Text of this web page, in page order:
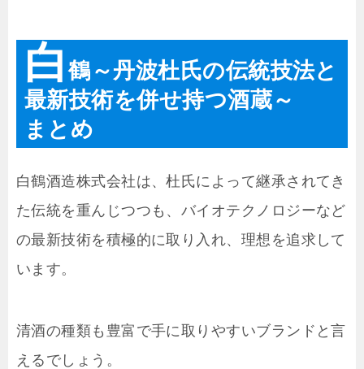
白鶴～丹波杜氏の伝統技法と
最新技術を併せ持つ酒蔵～
まとめ
白鶴酒造株式会社は、杜氏によって継承されてき
た伝統を重んじつつも、バイオテクノロジーなど
の最新技術を積極的に取り入れ、理想を追求して
います。
清酒の種類も豊富で手に取りやすいブランドと言
えるでしょう。